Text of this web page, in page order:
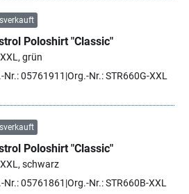
Poloshirt "Classic"
grün
Nr.: 05761911 Org.-Nr.: STR660G-XXL
Poloshirt "Classic"
schwarz
Nr.: 05761861 Org.-Nr.: STR660B-XXL